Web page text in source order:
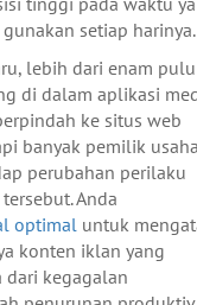
setiap harinya.
lebih dari enam
di dalam aplikasi
ke situs web
banyak pemilik
perubahan perilaku
Anda
optimal untuk
konten iklan yang
dari kegagalan